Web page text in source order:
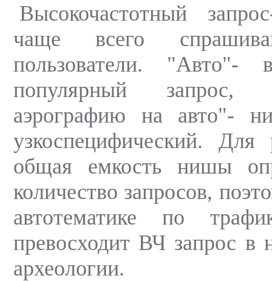
Высокочастотный
чаще всего
пользователи. "Авто"-
популярный запрос,
аэрографию на авто"-
узкоспецифический. Для
общая емкость нишы
количество запросов,
автотематике по
превосходит ВЧ запрос в
археологии.